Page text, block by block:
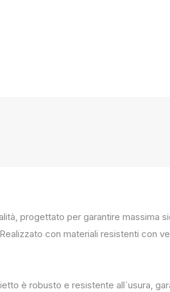
progettato per garantire massima
con materiali resistenti con
è robusto e resistente all`usura,